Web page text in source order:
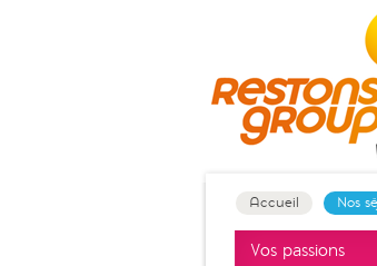
Accueil Nos
Vos passions